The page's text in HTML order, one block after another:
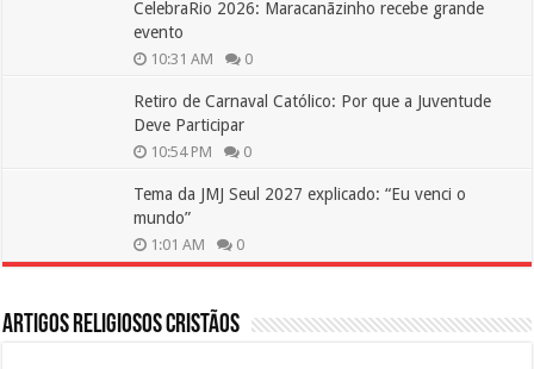
CelebraRio 2026: Maracanãzinho recebe grande
evento
10:31 AM 0
Retiro de Carnaval Católico: Por que a Juventude
Deve Participar
10:54 PM 0
Tema da JMJ Seul 2027 explicado: “Eu venci o
mundo”
1:01 AM 0
Artigos Religiosos Cristãos